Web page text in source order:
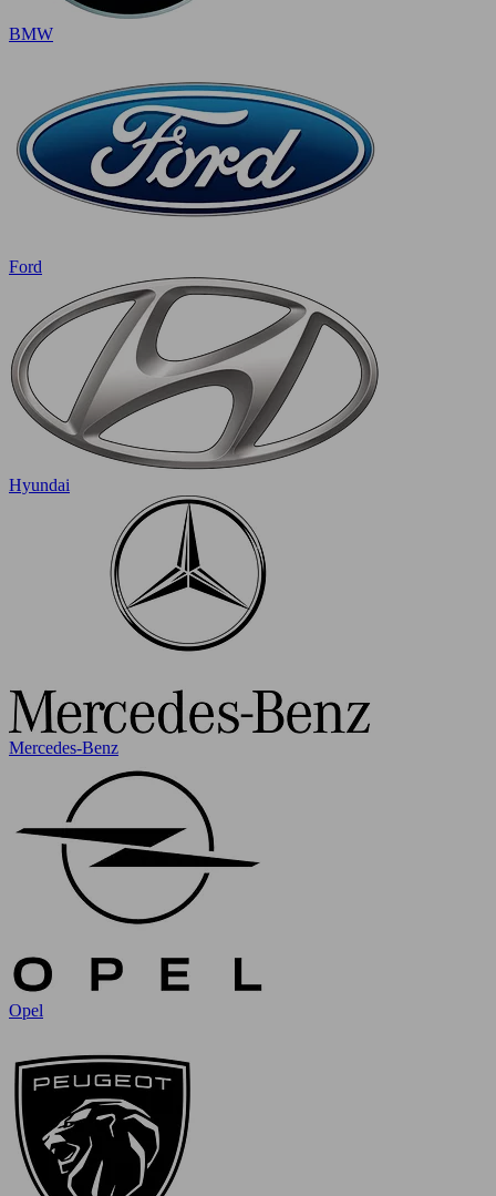
BMW
Ford
Hyundai
Mercedes-Benz
Opel